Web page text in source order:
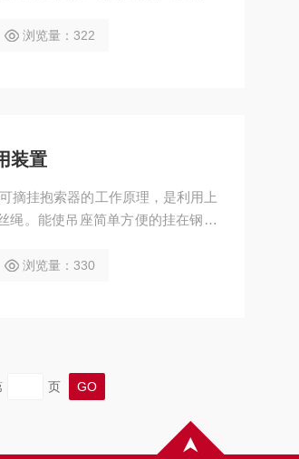
浏览量：322
装置
摘挂抱索器的工作原理，是利用上
绳。能使吊座简单方便的挂在钢丝
浏览量：330
页